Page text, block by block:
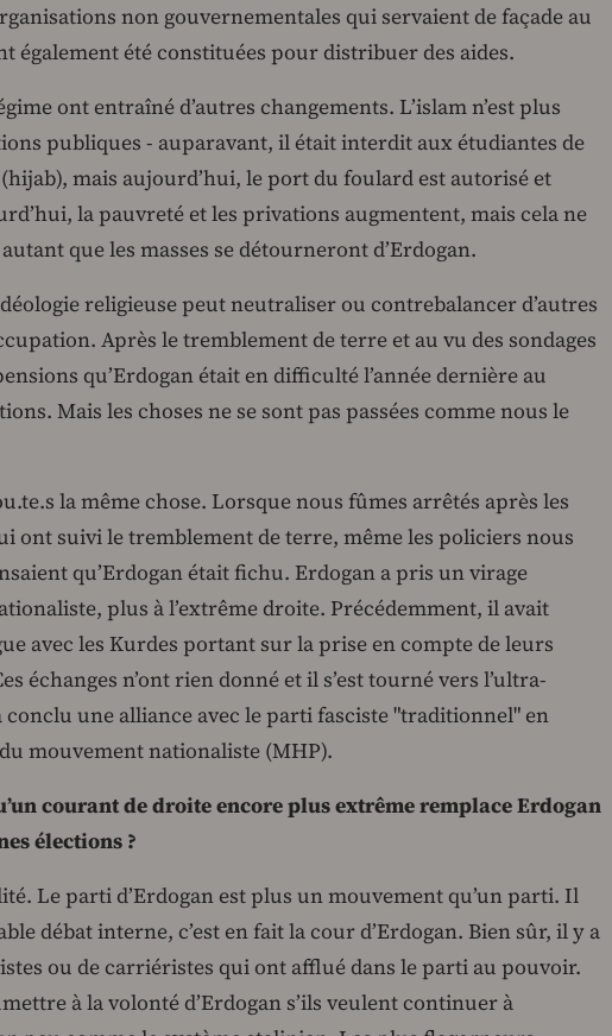
non gouvernementales qui servaient de façade au
également été constituées pour distribuer des aides.
ont entraîné d’autres changements. L’islam n’est plus
publiques - auparavant, il était interdit aux étudiantes de
mais aujourd’hui, le port du foulard est autorisé et
la pauvreté et les privations augmentent, mais cela ne
que les masses se détourneront d’Erdogan.
religieuse peut neutraliser ou contrebalancer d’autres
Après le tremblement de terre et au vu des sondages
qu’Erdogan était en difficulté l’année dernière au
Mais les choses ne se sont pas passées comme nous le
la même chose. Lorsque nous fûmes arrêtés après les
ont suivi le tremblement de terre, même les policiers nous
qu’Erdogan était fichu. Erdogan a pris un virage
plus à l’extrême droite. Précédemment, il avait
avec les Kurdes portant sur la prise en compte de leurs
échanges n’ont rien donné et il s’est tourné vers l’ultra-
une alliance avec le parti fasciste "traditionnel" en
mouvement nationaliste (MHP).
courant de droite encore plus extrême remplace Erdogan
élections ?
Le parti d’Erdogan est plus un mouvement qu’un parti. Il
débat interne, c’est en fait la cour d’Erdogan. Bien sûr, il y a
ou de carriéristes qui ont afflué dans le parti au pouvoir.
à la volonté d’Erdogan s’ils veulent continuer à